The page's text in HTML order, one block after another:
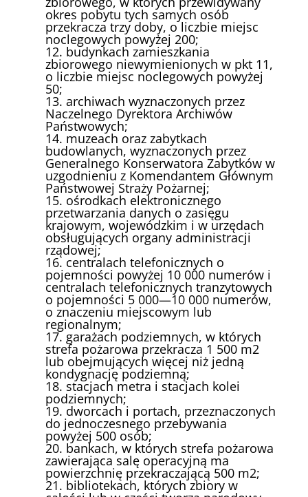
okres pobytu tych samych osób
przekracza trzy doby, o liczbie miejsc
noclegowych powyżej 200;
12. budynkach zamieszkania
zbiorowego niewymienionych w pkt 11,
o liczbie miejsc noclegowych powyżej
50;
13. archiwach wyznaczonych przez
Naczelnego Dyrektora Archiwów
Państwowych;
14. muzeach oraz zabytkach
budowlanych, wyznaczonych przez
Generalnego Konserwatora Zabytków w
uzgodnieniu z Komendantem Głównym
Państwowej Straży Pożarnej;
15. ośrodkach elektronicznego
przetwarzania danych o zasięgu
krajowym, wojewódzkim i w urzędach
obsługujących organy administracji
rządowej;
16. centralach telefonicznych o
pojemności powyżej 10 000 numerów i
centralach telefonicznych tranzytowych
o pojemności 5 000—10 000 numerów,
o znaczeniu miejscowym lub
regionalnym;
17. garażach podziemnych, w których
strefa pożarowa przekracza 1 500 m2
lub obejmujących więcej niż jedną
kondygnację podziemną;
18. stacjach metra i stacjach kolei
podziemnych;
19. dworcach i portach, przeznaczonych
do jednoczesnego przebywania
powyżej 500 osób;
20. bankach, w których strefa pożarowa
zawierająca salę operacyjną ma
powierzchnię przekraczającą 500 m2;
21. bibliotekach, których zbiory w